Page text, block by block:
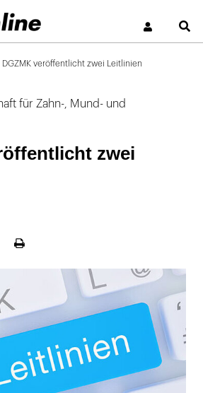
DGZMK veröffentlicht zwei Leitlinien
für Zahn-, Mund- und
zwei
Seite